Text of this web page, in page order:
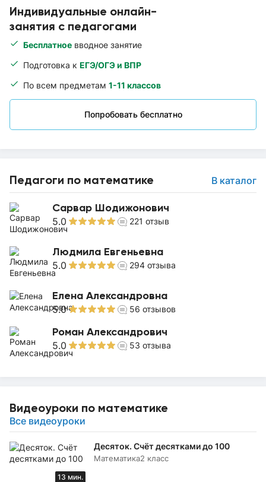
Индивидуальные онлайн-
занятия с педагогами
Бесплатное вводное занятие
Подготовка к ЕГЭ/ОГЭ и ВПР
По всем предметам 1-11 классов
Попробовать бесплатно
Педагоги по математике В каталог
Сарвар Шодижонович
5.0 221 отзыв
Людмила Евгеньевна
5.0 294 отзыва
Елена Александровна
5.0 56 отзывов
Роман Александрович
5.0 53 отзыва
Видеоуроки по математике
Все видеоуроки
13 мин.
Десяток. Счёт десятками до 100
Математика2 класс